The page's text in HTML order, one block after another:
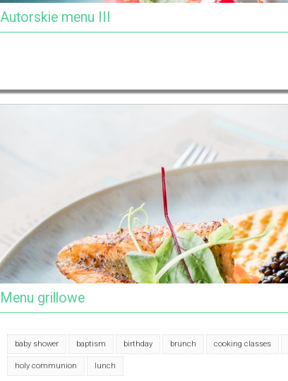
Autorskie menu III
Menu grillowe
baby shower baptism birthday brunch cooking classes
holy communion lunch